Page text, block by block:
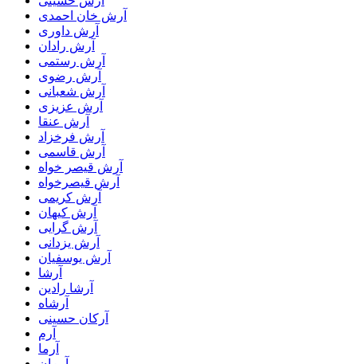
آرش خان احمدی
آرش داوری
آرش رادان
آرش رستمى
آرش رضوی
آرش شعبانی
آرش عزیزی
آرش عنقا
آرش فرخزاد
آرش قاسمی
آرش قیصر خواه
آرش قیصرخواه
آرش کریمی
آرش کیهان
آرش گرایی
آرش یزدانی
آرش یوسفیان
آرشا
آرشا رادین
آرشاه
آرکان حسینی
آرم
آرما